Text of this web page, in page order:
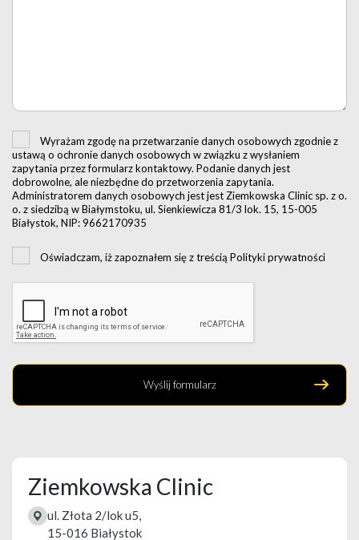
Wyrażam zgodę na przetwarzanie danych osobowych zgodnie z
ustawą o ochronie danych osobowych w związku z wysłaniem
zapytania przez formularz kontaktowy. Podanie danych jest
dobrowolne, ale niezbędne do przetworzenia zapytania.
Administratorem danych osobowych jest jest Ziemkowska Clinic sp. z o.
o. z siedzibą w Białymstoku, ul. Sienkiewicza 81/3 lok. 15, 15-005
Białystok, NIP: 9662170935
Oświadczam, iż zapoznałem się z treścią Polityki prywatności
Wyślij formularz
Ziemkowska Clinic
ul. Złota 2/lok u5,
15-016 Białystok